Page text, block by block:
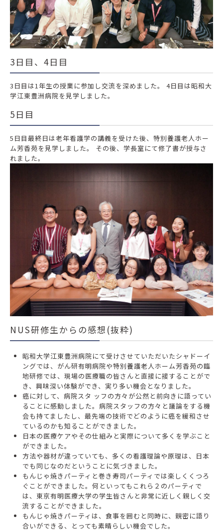
3日目、4日目
3日目は1年生の授業に参加し交流を深めました。 4日目は昭和大
学江東豊洲病院を見学しました。
5日目
5日目最終日は老年看護学の講義を受けた後、特別養護老人ホー
ム芳香苑を見学しました。 その後、学長室にて修了書が授与さ
れました。
NUS研修生からの感想(抜粋)
昭和大学江東豊洲病院にて受けさせていただいたシャドーイ
ングでは、がん研有明病院や特別養護老人ホーム芳香苑の臨
地研修では、現場の医療職の皆さんと直接に接することがで
き、興味深い体験ができ、実り多い機会となりました。
癌に対して、病院スタ ッフの方々が公然と前向きに語ってい
ることに感動しました。病院スタッフの方々と議論をする機
会も持てましたし、最先端の技術でどのように癌を緩和させ
ているのかも知ることができました。
日本の医療ケアやその仕組みと実際について多くを学ぶこと
ができました。
方法や器材が違っていても、多くの看護理論や原理は、日本
でも同じなのだということに気づきました。
もんじゃ焼きパーティと巻き寿司パーティでは楽しくくつろ
ぐことができました。何といってもこれら２のパーティで
は、東京有明医療大学の学生皆さんと非常に近しく親しく交
流することができました。
もんじゃ焼きパーティは、食事を囲むと同時に、親密に語り
合いができる、とっても素晴らしい機会でした。